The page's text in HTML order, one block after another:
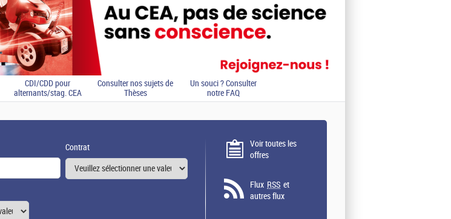
CDI/CDD pour
alternants/stag. CEA
Consulter nos sujets de
Thèses
Un souci ? Consulter
notre FAQ
Contrat
Voir toutes les
offres
Flux RSS et
autres flux